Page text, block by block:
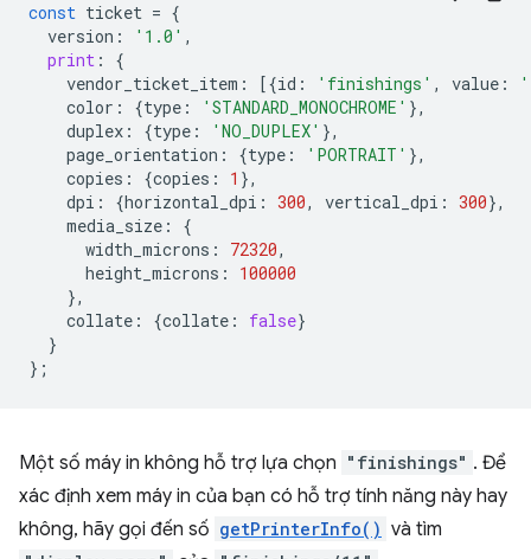
const ticket = {
version : '1.0' ,
print :
{
vendor_ticket_item : [{id : 'finishings' , value :
color : {type : 'STANDARD_MONOCHROME' },
duplex : {type : 'NO_DUPLEX' },
page_orientation : {type : 'PORTRAIT' },
copies : {copies : 1 },
dpi : {horizontal_dpi : 300, vertical_dpi : 300},
media_size :
{
width_microns : 72320,
height_microns :
100000
},
collate : {collate : false}
}
};
Một số máy in không hỗ trợ lựa chọn "finishings" . Để
xác định xem máy in của bạn có hỗ trợ tính năng này hay
không, hãy gọi đến số getPrinterInfo() và tìm